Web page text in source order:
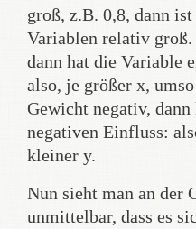
groß, z.B. 0,8, dann
Variablen relativ
dann hat die Variable
also, je größer x,
Gewicht negativ,
negativen Einfluss:
kleiner y.
Nun sieht man an der
unmittelbar, dass es